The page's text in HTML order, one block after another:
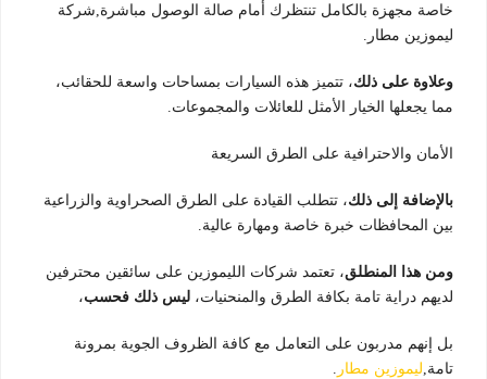
خاصة مجهزة بالكامل تنتظرك أمام صالة الوصول مباشرة,شركة
ليموزين مطار.
وعلاوة على ذلك، تتميز هذه السيارات بمساحات واسعة للحقائب،
مما يجعلها الخيار الأمثل للعائلات والمجموعات.
الأمان والاحترافية على الطرق السريعة
بالإضافة إلى ذلك، تتطلب القيادة على الطرق الصحراوية والزراعية
بين المحافظات خبرة خاصة ومهارة عالية.
ومن هذا المنطلق، تعتمد شركات الليموزين على سائقين محترفين
لديهم دراية تامة بكافة الطرق والمنحنيات، ليس ذلك فحسب،
بل إنهم مدربون على التعامل مع كافة الظروف الجوية بمرونة
تامة, ليموزين مطار